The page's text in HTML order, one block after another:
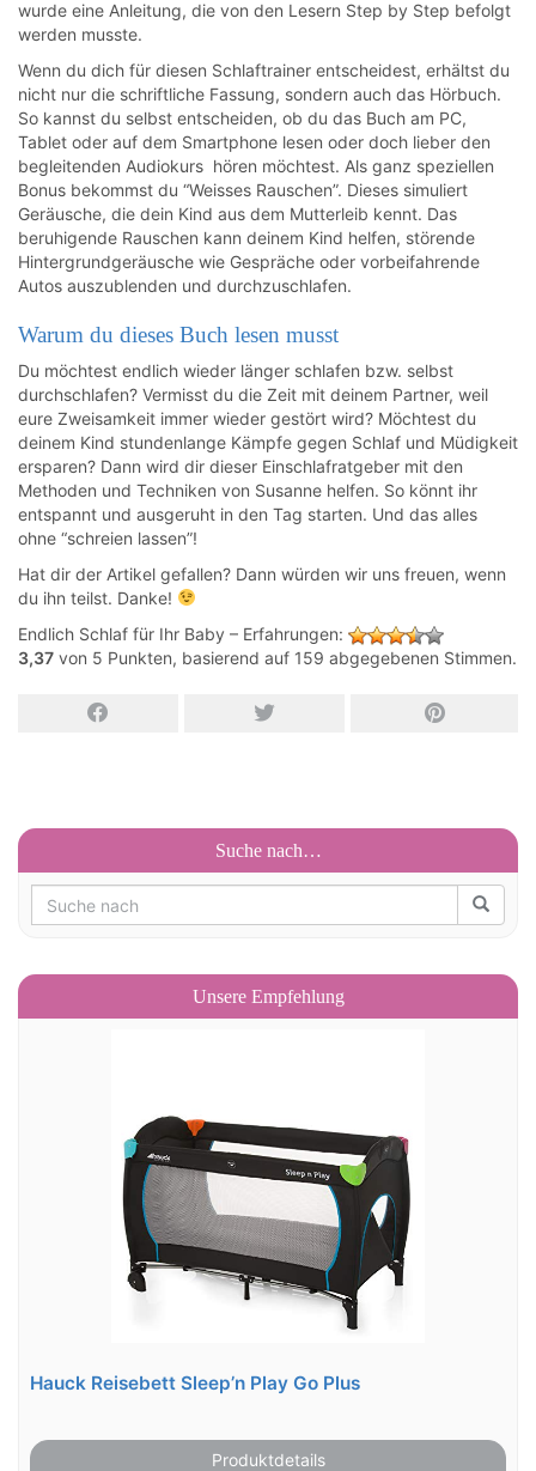
wurde eine Anleitung, die von den Lesern Step by Step befolgt
werden musste.
Wenn du dich für diesen Schlaftrainer entscheidest, erhältst du
nicht nur die schriftliche Fassung, sondern auch das Hörbuch.
So kannst du selbst entscheiden, ob du das Buch am PC,
Tablet oder auf dem Smartphone lesen oder doch lieber den
begleitenden Audiokurs hören möchtest. Als ganz speziellen
Bonus bekommst du “Weisses Rauschen”. Dieses simuliert
Geräusche, die dein Kind aus dem Mutterleib kennt. Das
beruhigende Rauschen kann deinem Kind helfen, störende
Hintergrundgeräusche wie Gespräche oder vorbeifahrende
Autos auszublenden und durchzuschlafen.
Warum du dieses Buch lesen musst
Du möchtest endlich wieder länger schlafen bzw. selbst
durchschlafen? Vermisst du die Zeit mit deinem Partner, weil
eure Zweisamkeit immer wieder gestört wird? Möchtest du
deinem Kind stundenlange Kämpfe gegen Schlaf und Müdigkeit
ersparen? Dann wird dir dieser Einschlafratgeber mit den
Methoden und Techniken von Susanne helfen. So könnt ihr
entspannt und ausgeruht in den Tag starten. Und das alles
ohne “schreien lassen”!
Hat dir der Artikel gefallen? Dann würden wir uns freuen, wenn
du ihn teilst. Danke!
Endlich Schlaf für Ihr Baby – Erfahrungen:
3,37 von 5 Punkten, basierend auf 159 abgegebenen Stimmen.
Suche nach…
Unsere Empfehlung
Hauck Reisebett Sleep’n Play Go Plus
Produktdetails